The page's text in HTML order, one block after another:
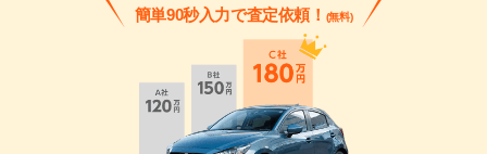
簡単90秒入力で査定依頼！ (無料)